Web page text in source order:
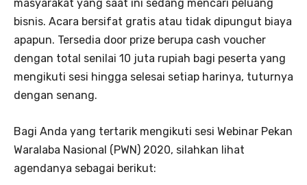
masyarakat yang saat ini sedang mencari peluang
bisnis. Acara bersifat gratis atau tidak dipungut biaya
apapun. Tersedia door prize berupa cash voucher
dengan total senilai 10 juta rupiah bagi peserta yang
mengikuti sesi hingga selesai setiap harinya, tuturnya
dengan senang.
Bagi Anda yang tertarik mengikuti sesi Webinar Pekan
Waralaba Nasional (PWN) 2020, silahkan lihat
agendanya sebagai berikut: